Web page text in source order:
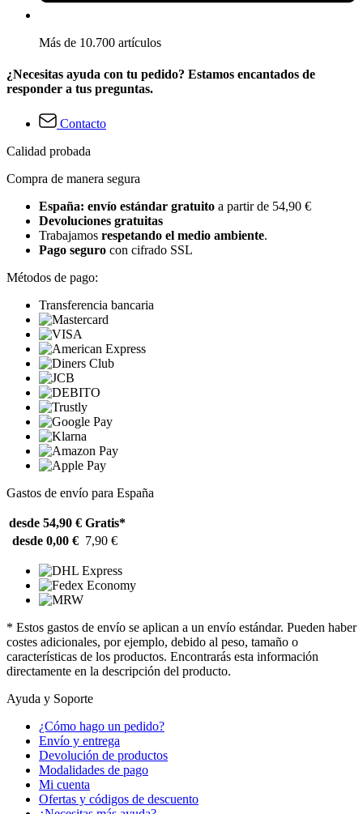
Más de 10.700 artículos
¿Necesitas ayuda con tu pedido? Estamos encantados de
responder a tus preguntas.
Contacto
Calidad probada
Compra de manera segura
España: envío estándar gratuito a partir de 54,90 €
Devoluciones gratuitas
Trabajamos respetando el medio ambiente.
Pago seguro con cifrado SSL
Métodos de pago:
Transferencia bancaria
Gastos de envío para España
desde 54,90 € Gratis*
desde 0,00 € 7,90 €
* Estos gastos de envío se aplican a un envío estándar. Pueden haber
costes adicionales, por ejemplo, debido al peso, tamaño o
características de los productos. Encontrarás esta información
directamente en la descripción del producto.
Ayuda y Soporte
¿Cómo hago un pedido?
Envío y entrega
Devolución de productos
Modalidades de pago
Mi cuenta
Ofertas y códigos de descuento